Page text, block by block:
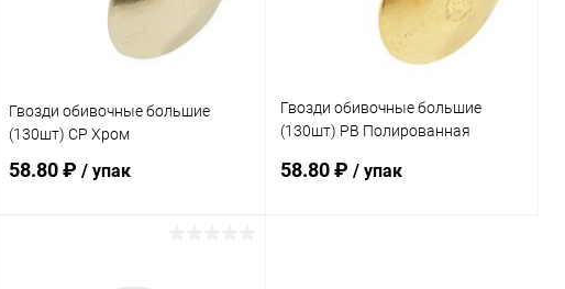
Гвозди обивочные большие
(130шт) CP Хром
58.80 ₽ / упак
Гвозди обивочные большие
(130шт) PB Полированная
58.80 ₽/ упак